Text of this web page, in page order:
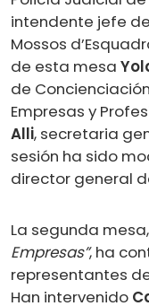
intendente jefe
Mossos
de esta mesa
de
Empresas y
Alli, secretaria
sesión ha sido
director general
La segunda
Empresas”, ha
representantes
Han intervenido